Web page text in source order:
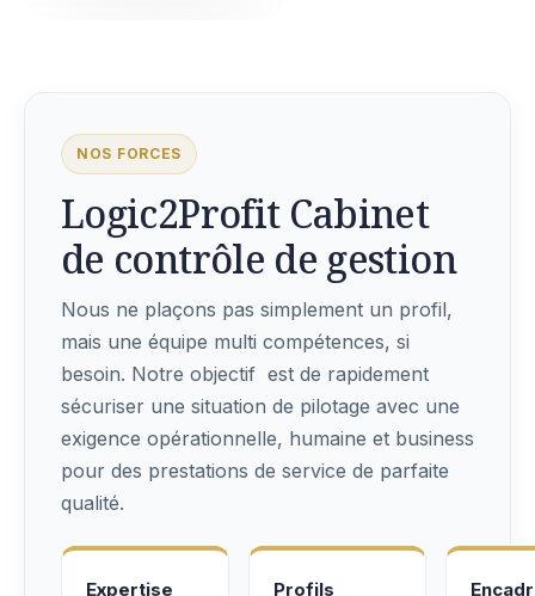
NOS FORCES
Logic2Profit Cabinet
de contrôle de gestion
Nous ne plaçons pas simplement un profil,
mais une équipe multi compétences, si
besoin. Notre objectif est de rapidement
sécuriser une situation de pilotage avec une
exigence opérationnelle, humaine et business
pour des prestations de service de parfaite
qualité.
Expertise
Profils